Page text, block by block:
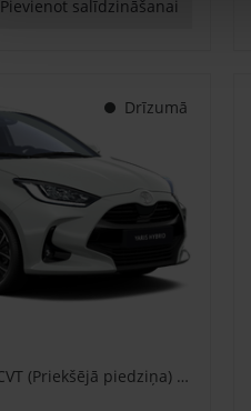
Pievienot salīdzināšanai
Drīzumā
Active Plus 1.5 Hybrid 115 e-CVT (Priekšējā piedziņa) (68 kW)